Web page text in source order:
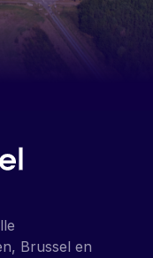
Brussel en